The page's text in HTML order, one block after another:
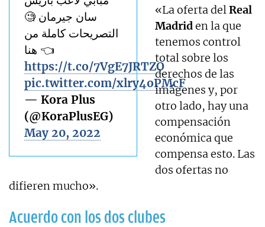
سان جيرمان 🧐
التصريحات كاملة من
هنا 👈
https://t.co/7VgE7JRTZO
pic.twitter.com/xlry4oPMcF
— Kora Plus
(@KoraPlusEG)
May 20, 2022
«La oferta delReal
Madriden la que
tenemos control
total sobre los
derechos de las
imágenes y, por
otro lado, hay una
compensación
económica que
compensa esto. Las
dos ofertas no
difieren mucho».
Acuerdo con los dos clubes